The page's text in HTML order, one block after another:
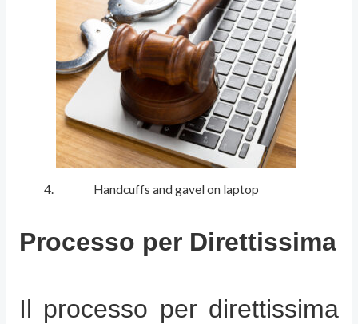
Handcuffs and gavel on laptop
Processo per Direttissima
Il processo per direttissima